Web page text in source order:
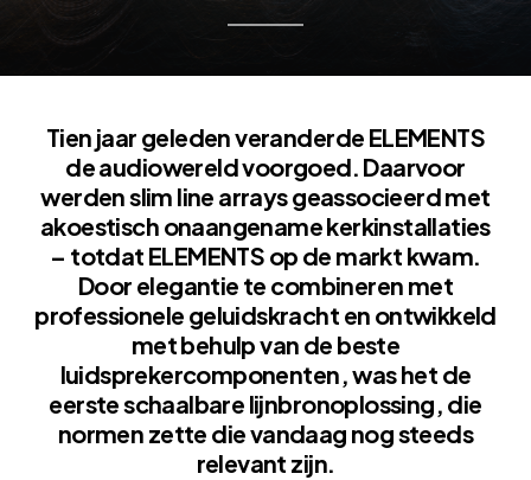
Tien jaar geleden veranderde ELEMENTS
de audiowereld voorgoed. Daarvoor
werden slim line arrays geassocieerd met
akoestisch onaangename kerkinstallaties
– totdat ELEMENTS op de markt kwam.
Door elegantie te combineren met
professionele geluidskracht en ontwikkeld
met behulp van de beste
luidsprekercomponenten, was het de
eerste schaalbare lijnbronoplossing, die
normen zette die vandaag nog steeds
relevant zijn.